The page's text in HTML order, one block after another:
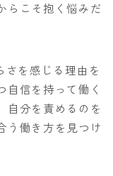
らこそ抱く悩みだ
さを感じる理由を
信を持って働く
自分を責めるのを
う働き方を見つけ